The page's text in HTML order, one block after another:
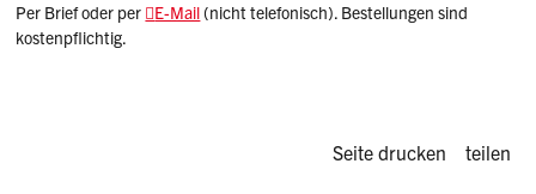
Per Brief oder per
E-Mail(nicht telefonisch). Bestellungen sind
kostenpflichtig.
Diese Seite
Seite drucken teilen